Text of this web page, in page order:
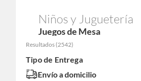
Niños y Juguetería
Juegos de Mesa
Resultados (2542)
Tipo de Entrega
Envío a domicilio